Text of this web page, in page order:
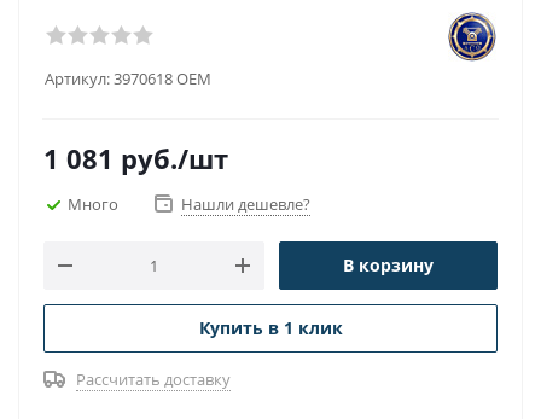
Артикул:3970618 OEM
1 081 руб./шт
Много Нашли дешевле?
В корзину
Купить в 1 клик
Рассчитать доставку